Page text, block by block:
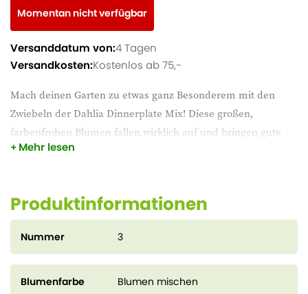
Mach deinen Garten zu etwas ganz Besonderem mit den
Zwiebeln der Dahlia Dinnerplate Mix! Diese großen,
farbenfrohen Blumen fallen wirklich auf und bringen gute
Laune in deinen Garten. Sie eignen sich perfekt für Rabatten
Mehr lesen
Momentan nicht verfügbar
Versanddatum von:4 Tagen
Versandkosten:Kostenlos ab 75,-
Produktinformationen
Nummer 3
Blumenfarbe Blumen mischen